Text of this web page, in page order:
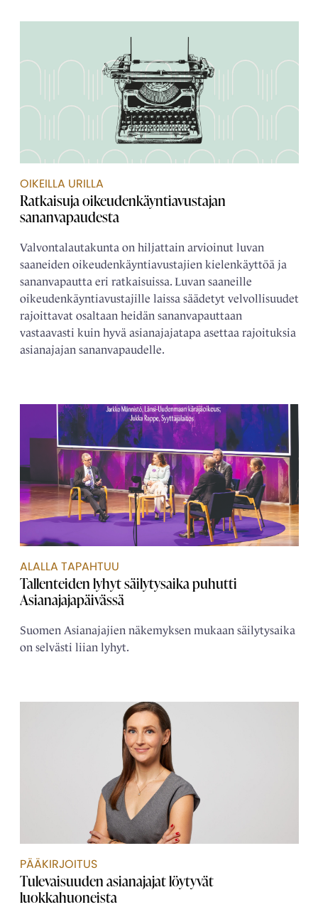
OIKEILLA URILLA
Ratkaisuja oikeudenkäyntiavustajan
sananvapaudesta
Valvontalautakunta on hiljattain arvioinut luvan
saaneiden oikeudenkäyntiavustajien kielenkäyttöä ja
sananvapautta eri ratkaisuissa. Luvan saaneille
oikeudenkäyntiavustajille laissa säädetyt velvollisuudet
rajoittavat osaltaan heidän sananvapauttaan
vastaavasti kuin hyvä asianajajatapa asettaa rajoituksia
asianajajan sananvapaudelle.
ALALLA TAPAHTUU
Tallenteiden lyhyt säilytysaika puhutti
Asianajajapäivässä
Suomen Asianajajien näkemyksen mukaan säilytysaika
on selvästi liian lyhyt.
PÄÄKIRJOITUS
Tulevaisuuden asianajajat löytyvät
luokkahuoneista